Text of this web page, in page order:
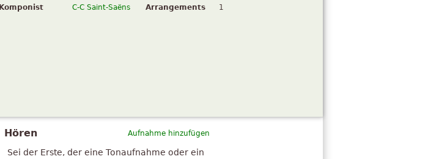
Komponist C-C Saint-Saëns Arrangements 1
Aufnahme hinzufügen
Hören
Sei der Erste, der eine Tonaufnahme oder ein